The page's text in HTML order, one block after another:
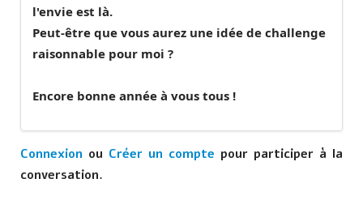
l'envie est là.
Peut-être que vous aurez une idée de challenge
raisonnable pour moi ?
Encore bonne année à vous tous !
Connexion ou Créer un compte pour participer à la
conversation.